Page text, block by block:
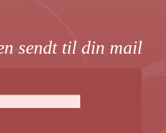
sendt til din mail